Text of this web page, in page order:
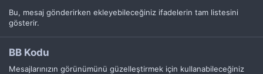
22
Times New Roman
Bu, mesaj gönderirken ekleyebileceğiniz ifadelerin tam listesini
gösterir.
BB Kodu
Mesajlarınızın görünümünü güzelleştirmek için kullanabileceğiniz